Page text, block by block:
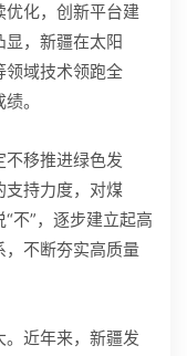
优化，创新平台建
，新疆在太阳
领域技术领跑全
。
移推进绿色发
支持力度，对煤
不”，逐步建立起高
，不断夯实高质量
近年来，新疆发